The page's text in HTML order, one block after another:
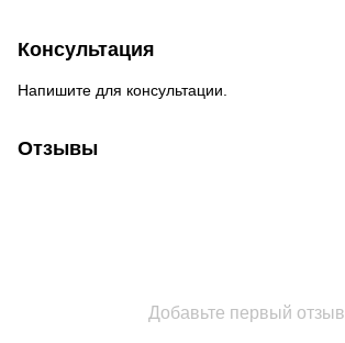
Консультация
Напишите для консультации.
Отзывы
Добавьте первый отзыв